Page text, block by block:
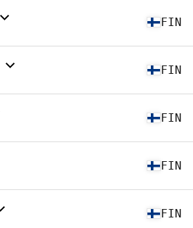
FIN
FIN
FIN
FIN
FIN